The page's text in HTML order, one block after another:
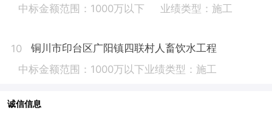
中标金额范围：1000万以下
业绩类型：施工
10
铜川市印台区广阳镇四联村人畜饮水工程
中标金额范围：1000万以下业绩类型：施工
诚信信息